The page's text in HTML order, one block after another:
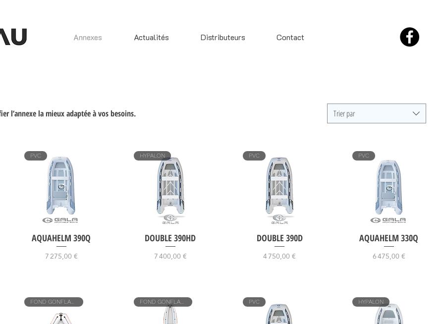
Annexes Actualités Distributeurs Contact
Trier par
PVC
AQUAHELM 390Q
Prix
7 275,00 €
HYPALON
DOUBLE 390HD
Prix
7 400,00 €
PVC
DOUBLE 390D
Prix
4 750,00 €
PVC
AQUAHELM 330Q
Prix
6 475,00 €
FOND GONFLABLE FOND GONFLABLE PVC HYPALON
l’annexe la mieux adaptée à vos besoins.